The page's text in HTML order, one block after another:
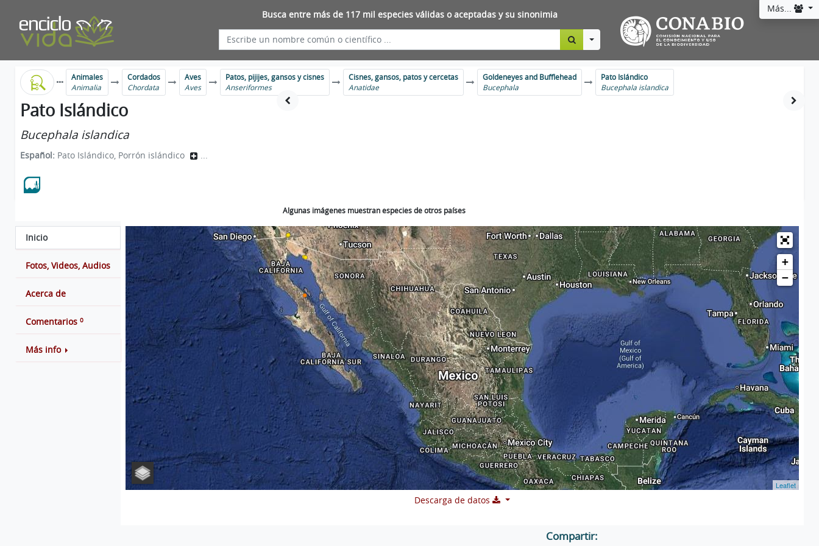
Más...
Busca entre más de 117 mil especies válidas o aceptadas y su sinonimia
Toggle Dropdown
Animales
Animalia
Cordados
Chordata
Aves
Aves
Patos, pijijes, gansos y cisnes
Anseriformes
Cisnes, gansos, patos y cercetas
Anatidae
Goldeneyes and Bufflehead
Bucephala
Pato Islándico
Bucephala islandica
Pato Islándico
Bucephala islandica
Español: Pato Islándico, Porrón islándico ...
Algunas imágenes muestran especies de otros países
Inicio
Fotos, Videos, Audios
Acerca de
Comentarios 0
Más info
+
−
Leaflet
Descarga de datos
Compartir: